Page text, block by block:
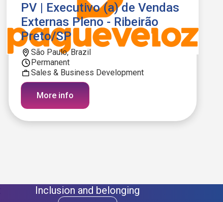
PV | Executivo (a) de Vendas
Externas Pleno - Ribeirão
Preto/SP
São Paulo, Brazil
Permanent
Sales & Business Development
More info
Inclusion and belonging